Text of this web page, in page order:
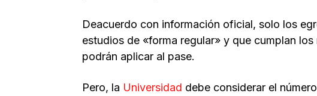
Deacuerdo con información oficial, solo los
estudios de «forma regular» y que cumplan
podrán aplicar al pase.
Pero, la Universidad debe considerar el